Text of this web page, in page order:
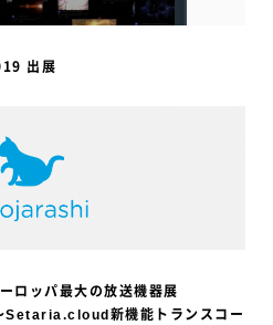
出展
ロッパ最大の放送機器展
新機能トランスコー